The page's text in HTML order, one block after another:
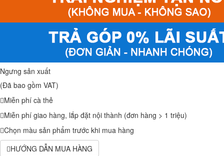
Ngưng sản xuất
(Đã bao gồm VAT)
Miễn phí cà thẻ
Miễn phí giao hàng, lắp đặt nội thành (đơn hàng > 1 triệu)
Chọn màu sản phẩm trước khi mua hàng
HƯỚNG DẪN MUA HÀNG